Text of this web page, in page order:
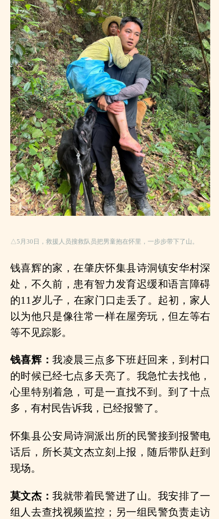
△5月30日，救援人员搜救队员把男童抱在怀里，一步步带下了山。
钱喜辉的家，在肇庆怀集县诗洞镇安华村深
处，不久前，患有智力发育迟缓和语言障碍
的11岁儿子，在家门口走丢了。起初，家人
以为他只是像往常一样在屋旁玩，但左等右
等不见踪影。
钱喜辉：我凌晨三点多下班赶回来，到村口
的时候已经七点多天亮了。我急忙去找他，
心里特别着急，可是一直找不到。到了十点
多，有村民告诉我，已经报警了。
怀集县公安局诗洞派出所的民警接到报警电
话后，所长莫文杰立刻上报，随后带队赶到
现场。
莫文杰：我就带着民警进了山。我安排了一
组人去查找视频监控；另一组民警负责走访